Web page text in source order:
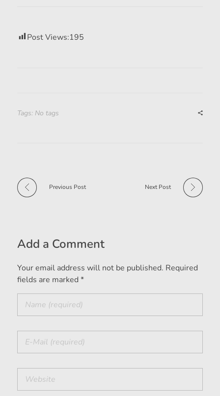
Post Views:195
Tags: No tags
Previous Post Next Post
Add a Comment
Your email address will not be published. Required
fields are marked *